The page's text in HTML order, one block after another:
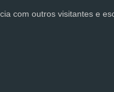
com outros visitantes e